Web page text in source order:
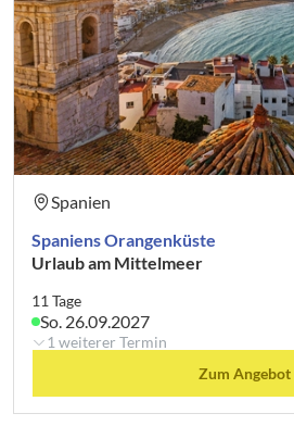
Spanien
Spaniens Orangenküste
Urlaub am Mittelmeer
11 Tage
So. 26.09.2027
1 weiterer Termin
Zum Angebot